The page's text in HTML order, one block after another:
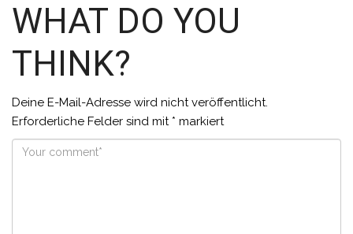
WHAT DO YOU
THINK?
Deine E-Mail-Adresse wird nicht veröffentlicht.
Erforderliche Felder sind mit * markiert